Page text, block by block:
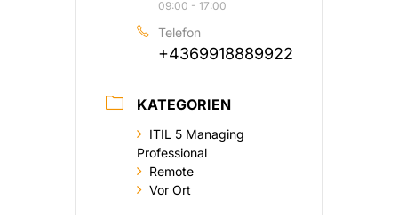
09:00 - 17:00
Telefon
+4369918889922
KATEGORIEN
ITIL 5 Managing
Professional
Remote
Vor Ort